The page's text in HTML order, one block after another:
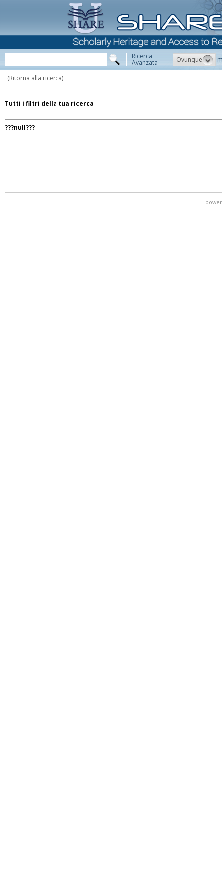
Ricerca
Avanzata Ovunque
(Ritorna alla ricerca)
Tutti i filtri della tua ricerca
???null???